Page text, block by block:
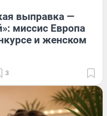
выправка —
миссис Европа
и женском
3